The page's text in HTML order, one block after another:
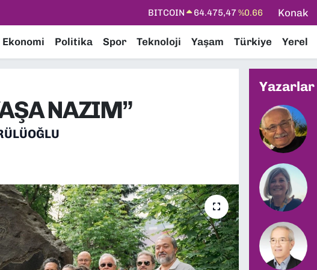
DOLAR 47,5971%0.05
STERLİN
64,2534%0.22
%0.66
Konak
Ekonomi Politika Spor Teknoloji Yaşam Türkiye Yerel
NAZIM”
Yazarlar